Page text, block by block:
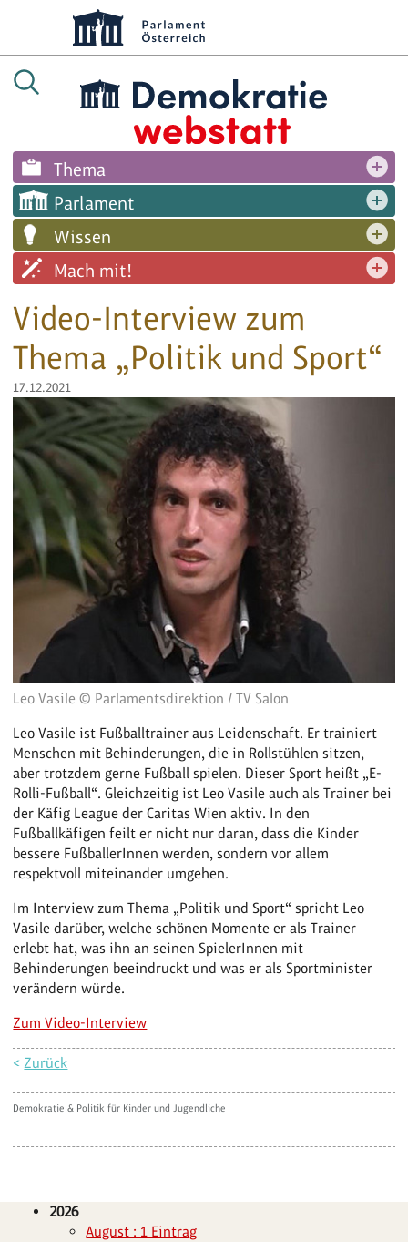
Thema
Parlament
Wissen
Mach mit!
Video-Interview zum
Thema „Politik und Sport“
17.12.2021
Leo Vasile © Parlamentsdirektion / TV Salon
Leo Vasile ist Fußballtrainer aus Leidenschaft. Er trainiert
Menschen mit Behinderungen, die in Rollstühlen sitzen,
aber trotzdem gerne Fußball spielen. Dieser Sport heißt „E-
Rolli-Fußball“. Gleichzeitig ist Leo Vasile auch als Trainer bei
der Käfig League der Caritas Wien aktiv. In den
Fußballkäfigen feilt er nicht nur daran, dass die Kinder
bessere FußballerInnen werden, sondern vor allem
respektvoll miteinander umgehen.
Im Interview zum Thema „Politik und Sport“ spricht Leo
Vasile darüber, welche schönen Momente er als Trainer
erlebt hat, was ihn an seinen SpielerInnen mit
Behinderungen beeindruckt und was er als Sportminister
verändern würde.
Zum Video-Interview
<Zurück
Demokratie & Politik für Kinder und Jugendliche
2026
August : 1 Eintrag